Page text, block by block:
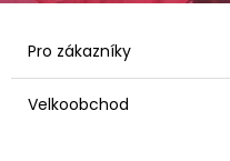
Pro zákazníky
Velkoobchod